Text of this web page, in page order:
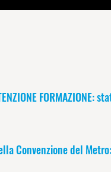
Convenzione del